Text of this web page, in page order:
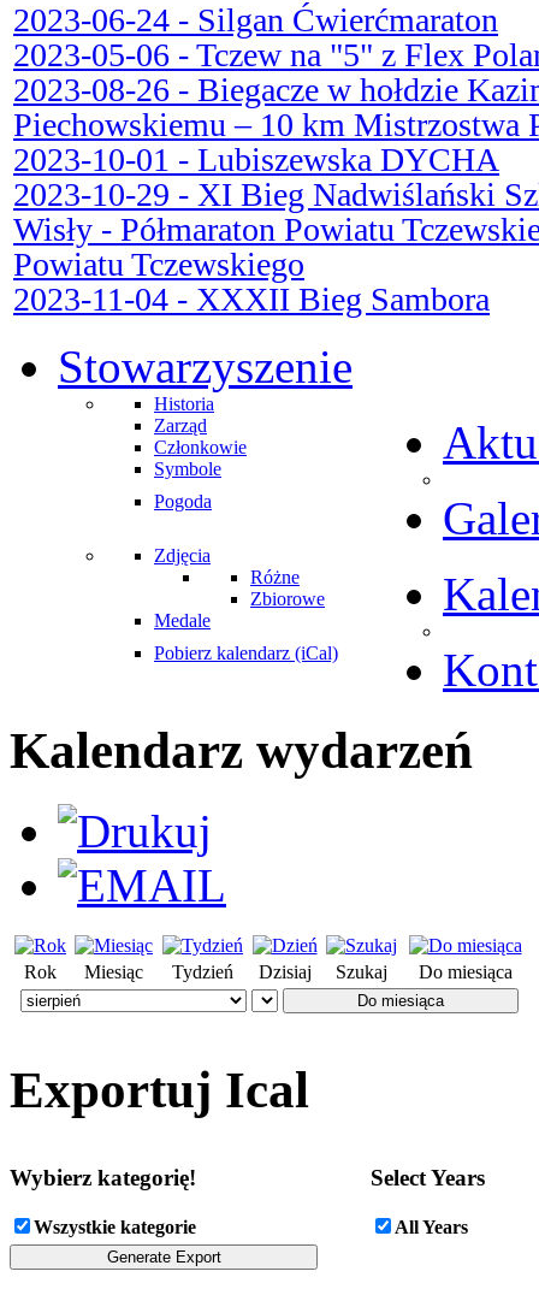
2023-06-24 - Silgan Ćwierćmaraton
2023-05-06 - Tczew na "5" z Flex
2023-08-26 - Biegacze w hołdzie
Piechowskiemu – 10 km Mistrzostwa
2023-10-01 - Lubiszewska DYCHA
2023-10-29 - XI Bieg Nadwiślański
Wisły - Półmaraton Powiatu
Powiatu Tczewskiego
2023-11-04 - XXXII Bieg Sambora
Stowarzyszenie
Historia
Zarząd
Członkowie
Symbole
Pogoda
Zdjęcia
Różne
Zbiorowe
Medale
Pobierz kalendarz (iCal)
Kalendarz wydarzeń
Rok Miesiąc Tydzień Dzisiaj Szukaj Do miesiąca
Do miesiąca
Exportuj Ical
Wybierz kategorię!
Wszystkie kategorie
Select Years
All Years